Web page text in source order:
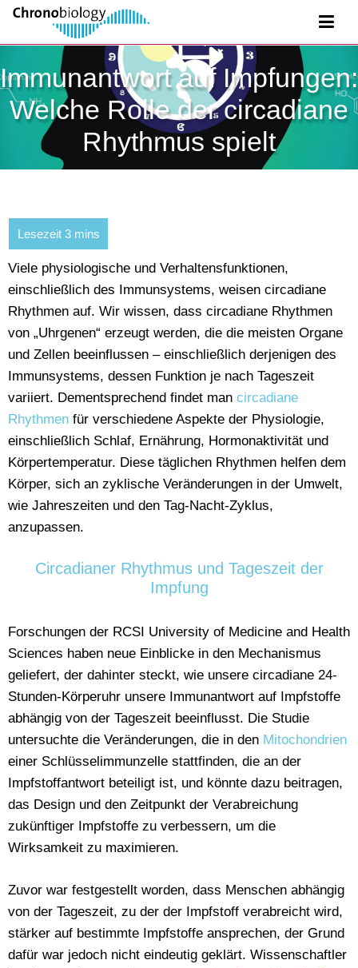
Immunantwort auf Impfungen:
Welche Rolle der circadiane
Rhythmus spielt
Viele physiologische und Verhaltensfunktionen,
einschließlich des Immunsystems, weisen circadiane
Rhythmen auf. Wir wissen, dass circadiane Rhythmen
von „Uhrgenen“ erzeugt werden, die die meisten Organe
und Zellen beeinflussen – einschließlich derjenigen des
Immunsystems, dessen Funktion je nach Tageszeit
variiert. Dementsprechend findet man circadiane
Rhythmen für verschiedene Aspekte der Physiologie,
einschließlich Schlaf, Ernährung, Hormonaktivität und
Körpertemperatur. Diese täglichen Rhythmen helfen dem
Körper, sich an zyklische Veränderungen in der Umwelt,
wie Jahreszeiten und den Tag-Nacht-Zyklus,
anzupassen.
Circadianer Rhythmus und Tageszeit der
Impfung
Forschungen der RCSI University of Medicine and Health
Sciences haben neue Einblicke in den Mechanismus
geliefert, der dahinter steckt, wie unsere circadiane 24-
Stunden-Körperuhr unsere Immunantwort auf Impfstoffe
abhängig von der Tageszeit beeinflusst. Die Studie
untersuchte die Veränderungen, die in den Mitochondrien
einer Schlüsselimmunzelle stattfinden, die an der
Impfstoffantwort beteiligt ist, und könnte dazu beitragen,
das Design und den Zeitpunkt der Verabreichung
zukünftiger Impfstoffe zu verbessern, um die
Wirksamkeit zu maximieren.
Zuvor war festgestellt worden, dass Menschen abhängig
von der Tageszeit, zu der der Impfstoff verabreicht wird,
stärker auf bestimmte Impfstoffe ansprechen, der Grund
dafür war jedoch nicht eindeutig geklärt. Wissenschaftler